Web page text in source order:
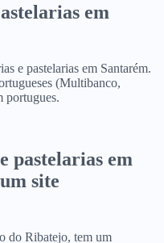
em
e pastelarias em Santarém.
(Multibanco,
portugues.
pastelarias em
site
do Ribatejo, tem um